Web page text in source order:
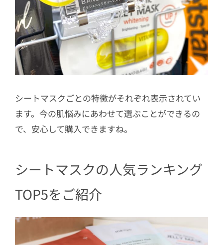
シートマスクごとの特徴がそれぞれ表示されてい
ます。今の肌悩みにあわせて選ぶことができるの
で、安心して購入できますね。
シートマスクの人気ランキング
TOP5をご紹介